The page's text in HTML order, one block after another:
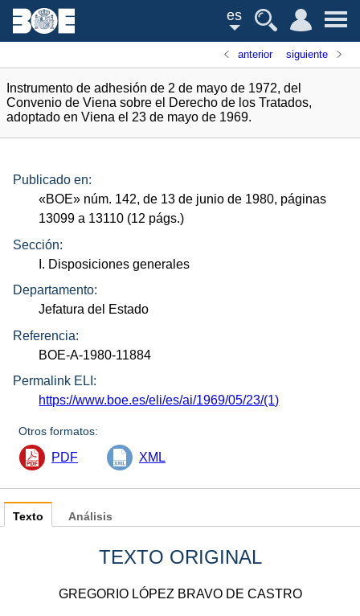
es
anterior siguiente
Instrumento de adhesión de 2 de mayo de 1972, del
Convenio de Viena sobre el Derecho de los Tratados,
adoptado en Viena el 23 de mayo de 1969.
Publicado en:
«BOE» núm. 142, de 13 de junio de 1980, páginas
13099 a 13110 (12 págs.)
Sección:
I. Disposiciones generales
Departamento:
Jefatura del Estado
Referencia:
BOE-A-1980-11884
Permalink ELI:
https://www.boe.es/eli/es/ai/1969/05/23/(1)
Otros formatos:
PDF XML
Texto
TEXTO ORIGINAL
GREGORIO LÓPEZ BRAVO DE CASTRO
Análisis